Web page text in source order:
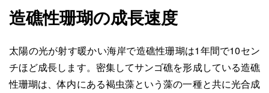
造礁性珊瑚の成長速度
太陽の光が射す暖かい海岸で造礁性珊瑚は1年間で10セン
チほど成長します。密集してサンゴ礁を形成している造礁
性珊瑚は、体内にある褐虫藻という藻の一種と共に光合成